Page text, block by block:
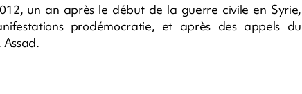
un an après le début de la guerre civile en Syrie,
prodémocratie, et après des appels du